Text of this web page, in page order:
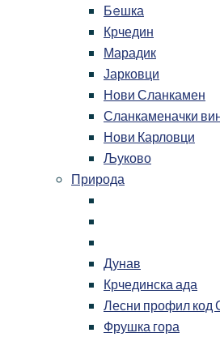
Бeшка
Крчедин
Марадик
Јарковци
Нови Сланкамен
Сланкаменачки
Нови Карловци
Љуково
Природа
Дунав
Крчединска ада
Лесни профил код
Фрушка гора